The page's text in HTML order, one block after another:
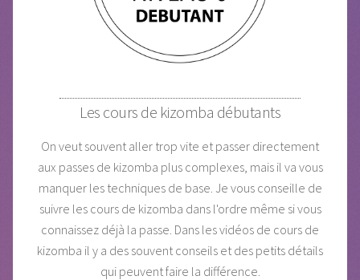
Les cours de kizomba débutants
On veut souvent aller trop vite et passer directement
aux passes de kizomba plus complexes, mais il va vous
manquer les techniques de base. Je vous conseille de
suivre les cours de kizomba dans l'ordre même si vous
connaissez déjà la passe. Dans les vidéos de cours de
kizomba il y a des souvent conseils et des petits détails
qui peuvent faire la différence.